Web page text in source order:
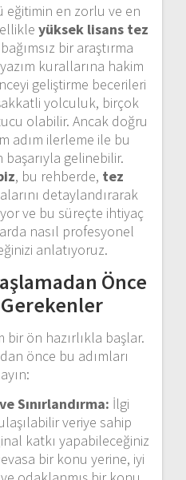
eğitimin en zorlu ve en
yüksek lisans tez
bir araştırma
kurallarına hakim
geliştirme becerileri
yolculuk, birçok
olabilir. Ancak doğru
adım ilerleme ile bu
gelinebilir.
, bu rehberde, tez
detaylandırarak
ve bu süreçte ihtiyaç
nasıl profesyonel
anlatıyoruz.
Önce
Gerekenler
bir ön hazırlıkla başlar.
önce bu adımları
Sınırlandırma: İlgi
veriye sahip
katkı yapabileceğiniz
bir konu yerine, iyi